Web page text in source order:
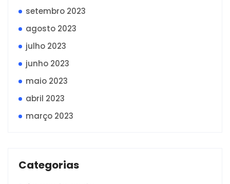
setembro 2023
agosto 2023
julho 2023
junho 2023
maio 2023
abril 2023
março 2023
Categorias